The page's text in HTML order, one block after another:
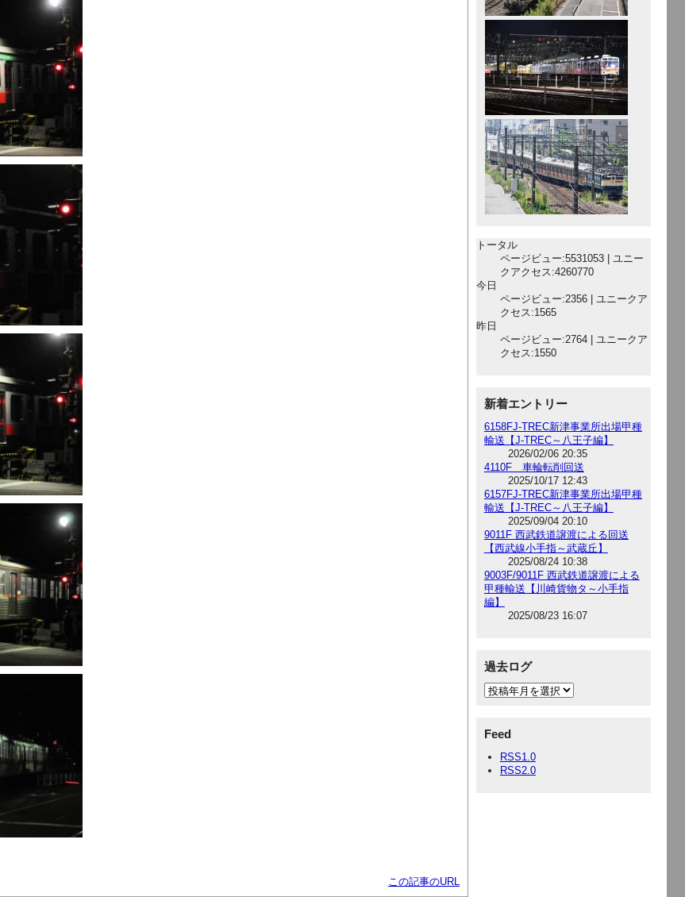
トータル
ページビュー:5531053 | ユニー
クアクセス:4260770
今日
ページビュー:2356 | ユニークア
クセス:1565
昨日
ページビュー:2764 | ユニークア
クセス:1550
新着エントリー
6158FJ-TREC新津事業所出場甲種
輸送【J-TREC～八王子編】
2026/02/06 20:35
4110F 車輪転削回送
2025/10/17 12:43
6157FJ-TREC新津事業所出場甲種
輸送【J-TREC～八王子編】
2025/09/04 20:10
9011F 西武鉄道譲渡による回送
【西武線小手指～武蔵丘】
2025/08/24 10:38
9003F/9011F 西武鉄道譲渡による
甲種輸送【川崎貨物タ～小手指
編】
2025/08/23 16:07
過去ログ
Feed
RSS1.0
RSS2.0
この記事のURL